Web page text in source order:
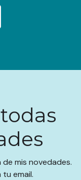
mis novedades.
email.